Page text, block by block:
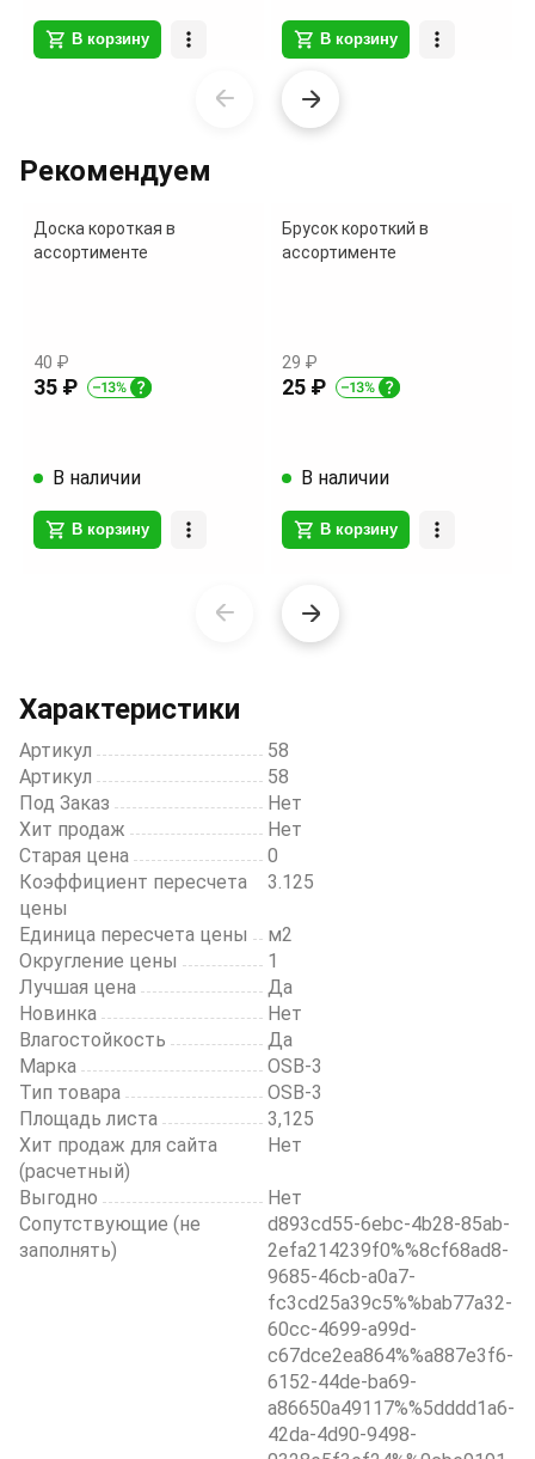
Рекомендуем
Доска короткая в
ассортименте
40 ₽
35 ₽
В наличии
В корзину
Брусок короткий в
ассортименте
29 ₽
25 ₽
В наличии
В корзину
20
В корзину В корзину
of
7
Характеристики
Артикул
58
Артикул
58
Под Заказ
Нет
Хит продаж
Нет
Старая цена
0
Коэффициент пересчета
цены
3.125
Единица пересчета цены
м2
Округление цены
1
Лучшая цена
Да
Новинка
Нет
Влагостойкость
Да
Марка
OSB-3
Тип товара
OSB-3
Площадь листа
3,125
Хит продаж для сайта
(расчетный)
Нет
Выгодно
Нет
Сопутствующие (не
заполнять)
d893cd55-6ebc-4b28-85ab-
2efa214239f0%%8cf68ad8-
9685-46cb-a0a7-
fc3cd25a39c5%%bab77a32-
60cc-4699-a99d-
c67dce2ea864%%a887e3f6-
6152-44de-ba69-
a86650a49117%%5dddd1a6-
42da-4d90-9498-